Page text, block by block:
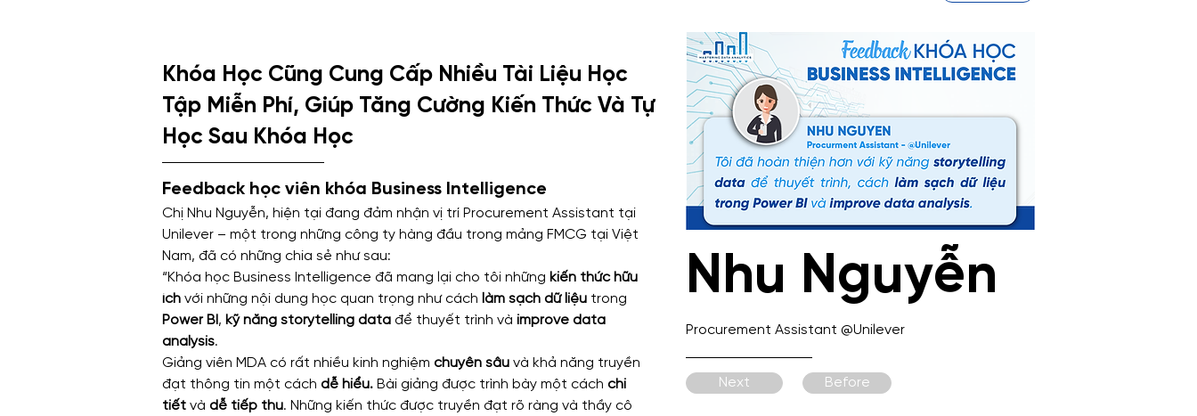
Khóa Học Cũng Cung Cấp Nhiều Tài Liệu Học
Tập Miễn Phí, Giúp Tăng Cường Kiến Thức Và Tự
Học Sau Khóa Học
Feedback học viên khóa Business Intelligence
Chị Nhu Nguyễn, hiện tại đang đảm nhận vị trí Procurement Assistant tại
Unilever – một trong những công ty hàng đầu trong mảng FMCG tại Việt
Nam, đã có những chia sẻ như sau:
“Khóa học Business Intelligence đã mang lại cho tôi những kiến thức hữu
ích với những nội dung học quan trọng như cách làm sạch dữ liệu trong
Power BI , kỹ năng storytelling data để thuyết trình và improve data
analysis.
Giảng viên MDA có rất nhiều kinh nghiệm chuyên sâu và khả năng truyền
đạt thông tin một cách dễ hiểu. Bài giảng được trình bày một cách chi
tiết và dễ tiếp thu. Những kiến thức được truyền đạt rõ ràng và thầy cô
Nhu Nguyễn
Procurement Assistant @Unilever
Next Before